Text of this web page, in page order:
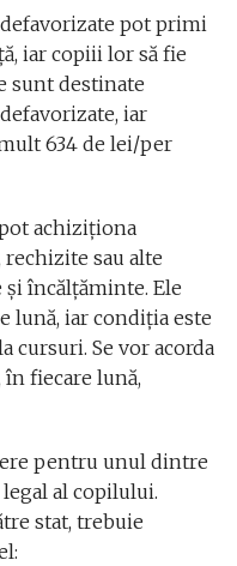
pot primi
iar copiii lor să fie
sunt destinate
iar
634 de lei/per
achiziționa
sau alte
încălțăminte. Ele
lună, iar condiția este
cursuri. Se vor acorda
fiecare lună,
pentru unul dintre
al copilului.
stat, trebuie